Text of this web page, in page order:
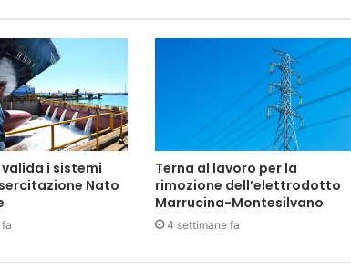
i sistemi
Nato
Terna al lavoro per la
rimozione dell’elettrodotto
Marrucina-Montesilvano
4 settimane fa